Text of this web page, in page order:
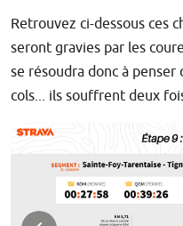
Retrouvez ci-dessous ces
seront gravies par les
se résoudra donc à
cols... ils souffrent deux